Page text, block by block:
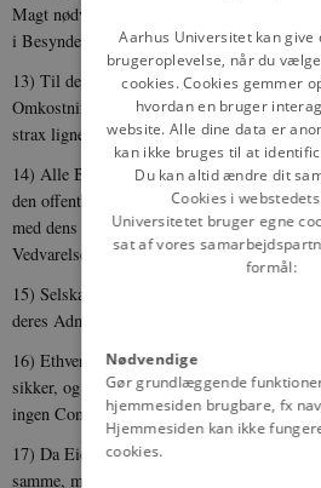
Magt nødvendig; denne Magt er altsaa
i Besynderlighed[25]for den, som samme
13) Til den offentlige Magtes
Omkostninger er en fælledsContribution
strax lignes [27]paa alle Borgere efter
14) Alle Borgere have Ret til selv eller ved
den offentlige Contributions
med dens Anvendelse, og at bestemme dens
Vedvarelse.
15) Selskabet har Ret til, at
deres Administration.
16) Ethvert Selskab, i hvilket Borgen for
sikker, og Magtens forskiællige Grenes
ingen Constitution.
17) Da Eiendom er en ubrydelig og hellig
samme, med mindre den offentlige
Aarhus Universitet kan give
brugeroplevelse, når du
cookies. Cookies gemmer
hvordan en bruger
website. Alle dine data er
kan ikke bruges til at
Du kan altid ændre dit
Cookies i
Universitetet bruger egne
sat af vores
formål:
Nødvendige
Gør grundlæggende
hjemmesiden brugbare, fx
Hjemmesiden kan ikke
cookies.